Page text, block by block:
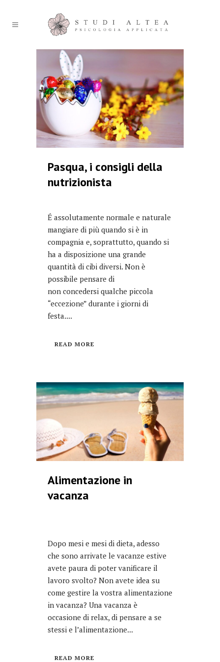
Pasqua, i consigli della
nutrizionista
É assolutamente normale e naturale
mangiare di più quando si è in
compagnia e, soprattutto, quando si
ha a disposizione una grande
quantità di cibi diversi. Non è
possibile pensare di
non concedersi qualche piccola
“eccezione” durante i giorni di
festa....
READ MORE
Alimentazione in
vacanza
Dopo mesi e mesi di dieta, adesso
che sono arrivate le vacanze estive
avete paura di poter vanificare il
lavoro svolto? Non avete idea su
come gestire la vostra alimentazione
in vacanza? Una vacanza è
occasione di relax, di pensare a se
stessi e l’alimentazione...
READ MORE